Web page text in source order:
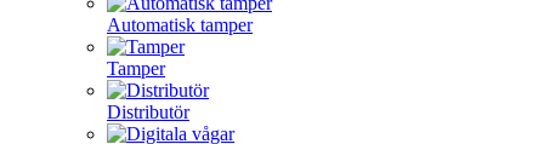
Automatisk tamper
Tamper
Distributör